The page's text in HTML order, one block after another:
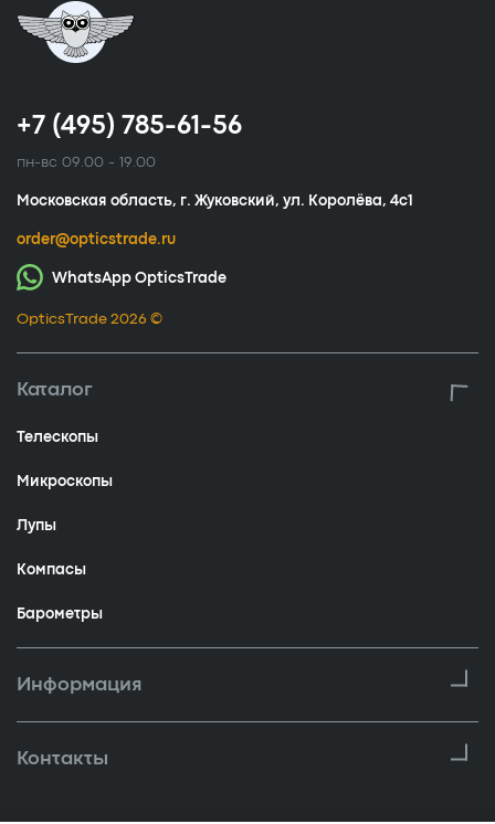
+7 (495) 785-61-56
пн-вс 09.00 - 19.00
Московская область, г. Жуковский, ул. Королёва, 4с1
order@opticstrade.ru
WhatsApp OpticsTrade
OpticsTrade 2026 ©
Каталог
Телескопы
Микроскопы
Лупы
Компасы
Барометры
Информация
Контакты